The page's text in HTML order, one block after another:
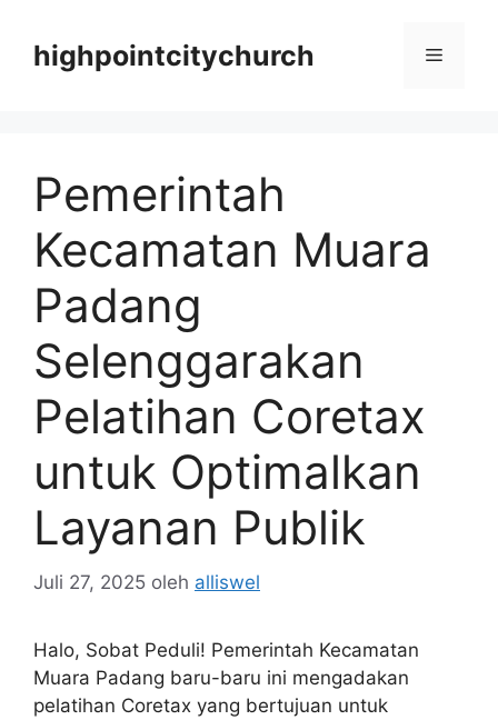
highpointcitychurch Menu
Pemerintah
Kecamatan Muara
Padang
Selenggarakan
Pelatihan Coretax
untuk Optimalkan
Layanan Publik
Juli 27, 2025 oleh alliswel
Halo, Sobat Peduli! Pemerintah Kecamatan
Muara Padang baru-baru ini mengadakan
pelatihan Coretax yang bertujuan untuk